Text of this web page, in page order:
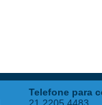
Telefone para